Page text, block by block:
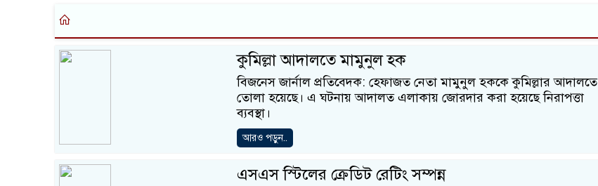
কুমিল্লা আদালতে মামুনুল হক
বিজনেস জার্নাল প্রতিবেদক: হেফাজত নেতা মামুনুল হককে কুমিল্লার আদালতে
তোলা হয়েছে। এ ঘটনায় আদালত এলাকায় জোরদার করা হয়েছে নিরাপত্তা
ব্যবস্থা।
আরও পড়ুন..
এসএস স্টিলের ক্রেডিট রেটিং সম্পন্ন